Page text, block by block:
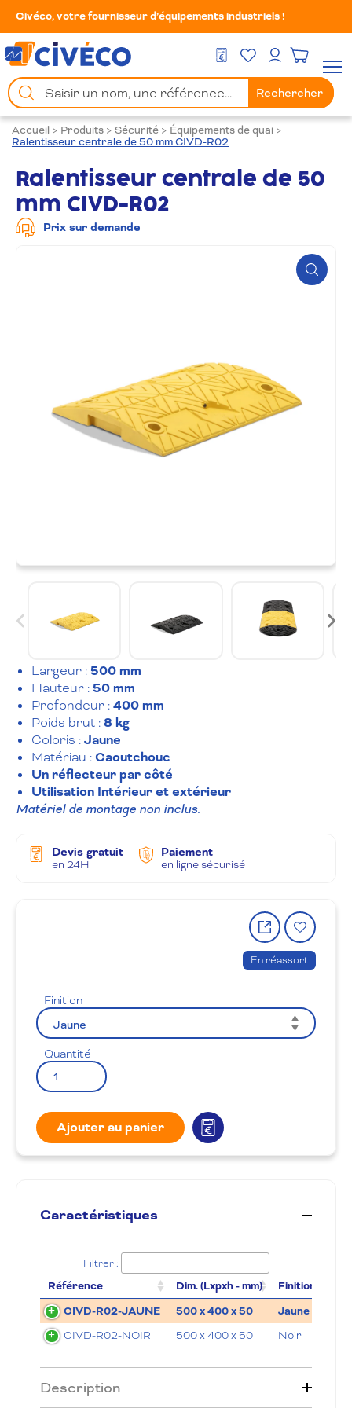
Civéco, votre fournisseur d’équipements industriels !
DEVIS GRATUIT
Mes FavorisMon compte
Chercher
un
produit
Rechercher
Accueil > Produits > Sécurité > Équipements de quai >
Ralentisseur centrale de 50 mm CIVD-R02
Ralentisseur centrale de 50
mm CIVD-R02
Prix sur demande
Zoom
Largeur :500 mm
Hauteur :50 mm
Profondeur :400 mm
Poids brut :8 kg
Coloris :Jaune
Matériau :Caoutchouc
Un réflecteur par côté
Utilisation Intérieur et extérieur
Matériel de montage non inclus.
Devis gratuit
en 24H
Paiement
en ligne sécurisé
Partager
le
produit
à
la
En réassort
Finition
Quantité
Ajouter au panier
Caractéristiques
Filtrer :
Référence Dim. (Lxpxh - mm) Finition
CIVD-R02-JAUNE
500 x 400 x 50 Jaune
CIVD-R02-NOIR 500 x 400 x 50 Noir
Description